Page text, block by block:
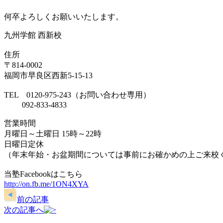
何卒よろしくお願いいたします。
九州学館 西新校
住所
〒814-0002
福岡市早良区西新5-15-13
TEL 0120-975-243（お問い合わせ専用）
092-833-4833
営業時間
月曜日～土曜日 15時～22時
日曜日定休
（年末年始・お盆期間については事前にお確かめの上ご来校
当塾Facebookはこちら
http://on.fb.me/1ON4XYA
前の記事
次の記事へ